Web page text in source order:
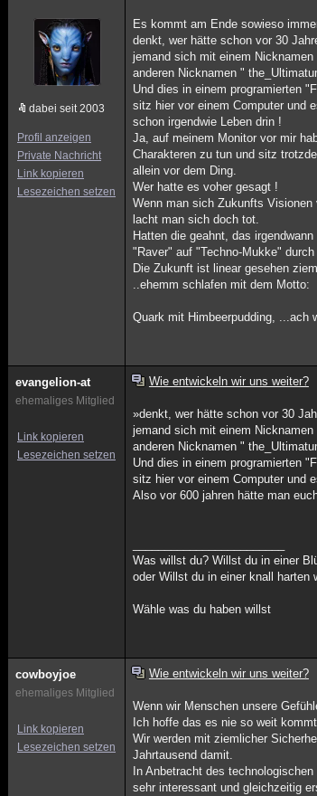
dabei seit 2003
Profil anzeigen
Private Nachricht
Link kopieren
Lesezeichen setzen
Es kommt am Ende sowieso
denkt, wer hätte schon vor 30
jemand sich mit einem
anderen Nicknamen "
Und dies in einem programierten
sitz hier vor einem Computer und
schon irgendwie Leben drin !
Ja, auf meinem Monitor vor mir
Charakteren zu tun und sitz
allein vor dem Ding.
Wer hatte es voher gesagt !
Wenn man sich Zukunfts Visionen
lacht man sich doch tot.
Hatten die geahnt, das
"Raver" auf "Techno-Mukke"
Die Zukunft ist linear gesehen
..ehemm schlafen mit dem Motto:
Quark mit Himbeerpudding, ...ach
evangelion-at
ehemaliges Mitglied
Link kopieren
Lesezeichen setzen
Wie entwickeln wir uns weiter?
»denkt, wer hätte schon vor 30
jemand sich mit einem
anderen Nicknamen "
Und dies in einem programierten
sitz hier vor einem Computer und
Also vor 600 jahren hätte man
Was willst du? Willst du in einer
oder Willst du in einer knall harten
Wähle was du haben willst
cowboyjoe
ehemaliges Mitglied
Link kopieren
Lesezeichen setzen
Wie entwickeln wir uns weiter?
Wenn wir Menschen unsere
Ich hoffe das es nie so weit
Wir werden mit ziemlicher
Jahrtausend damit.
In Anbetracht des
sehr interessant und gleichzeitig